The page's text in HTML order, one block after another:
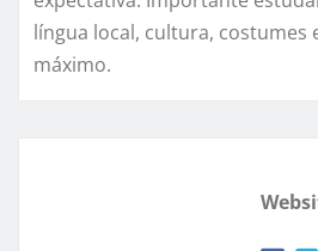
língua local, cultura, costumes
máximo.